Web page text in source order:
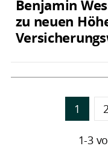
Benjamin
zu neuen
1 2
1-3